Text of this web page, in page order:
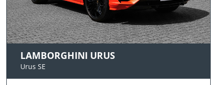
LAMBORGHINI URUS
Urus SE